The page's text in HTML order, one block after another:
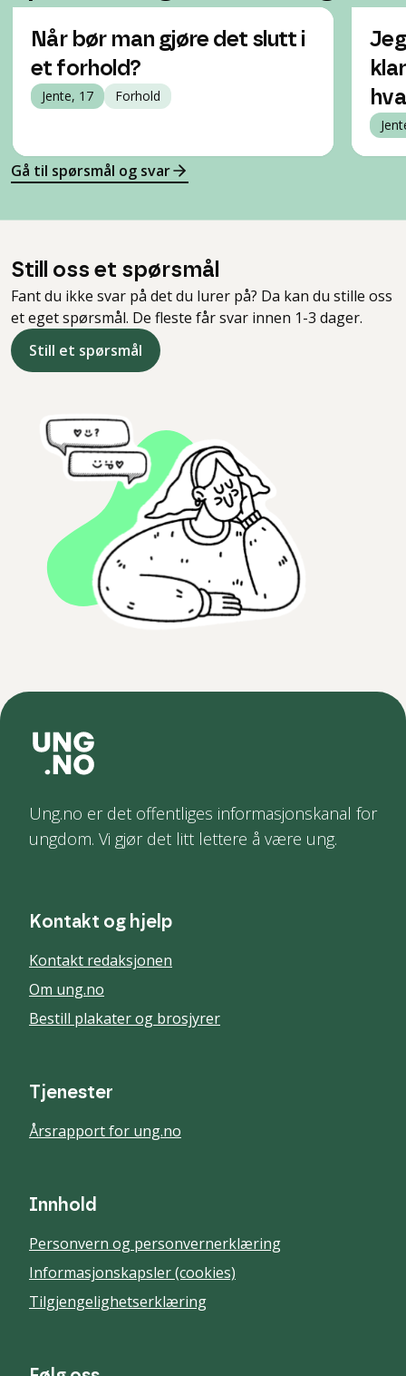
Når bør man gjøre det slutt i
et forhold?
Jente, 17 Forhold
Gå til spørsmål og svar
Still oss et spørsmål
Fant du ikke svar på det du lurer på? Da kan du stille oss
et eget spørsmål. De fleste får svar innen 1-3 dager.
Still et spørsmål
Ung.no er det offentliges informasjonskanal for
ungdom. Vi gjør det litt lettere å være ung.
Kontakt og hjelp
Kontakt redaksjonen
Om ung.no
Bestill plakater og brosjyrer
Tjenester
Årsrapport for ung.no
Innhold
Personvern og personvernerklæring
Informasjonskapsler (cookies)
Tilgjengelighetserklæring